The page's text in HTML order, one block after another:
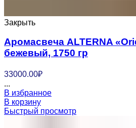
Закрыть
Аромасвеча ALTERNA
бежевый, 1750 гр
33000.00₽
...
В избранное
В корзину
Быстрый просмотр